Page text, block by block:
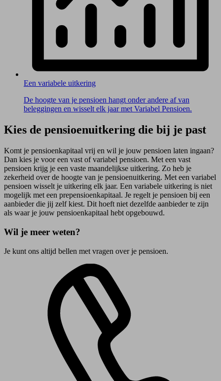
Een variabele uitkering
De hoogte van je pensioen hangt onder andere af van
beleggingen en wisselt elk jaar met Variabel Pensioen.
Kies de pensioenuitkering die bij je past
Komt je pensioenkapitaal vrij en wil je jouw pensioen laten ingaan?
Dan kies je voor een vast of variabel pensioen. Met een vast
pensioen krijg je een vaste maandelijkse uitkering. Zo heb je
zekerheid over de hoogte van je pensioenuitkering. Met een variabel
pensioen wisselt je uitkering elk jaar. Een variabele uitkering is niet
mogelijk met een prepensioenkapitaal. Je regelt je pensioen bij een
aanbieder die jij zelf kiest. Dit hoeft niet dezelfde aanbieder te zijn
als waar je jouw pensioenkapitaal hebt opgebouwd.
Wil je meer weten?
Je kunt ons altijd bellen met vragen over je pensioen.